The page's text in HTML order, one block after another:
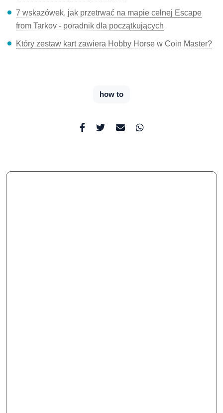
7 wskazówek, jak przetrwać na mapie celnej Escape
from Tarkov - poradnik dla początkujących
Który zestaw kart zawiera Hobby Horse w Coin Master?
how to